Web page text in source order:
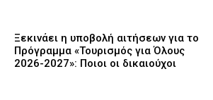
Ξεκινάει η υποβολή αιτήσεων για το
Πρόγραμμα «Τουρισμός για Όλους
2026-2027»: Ποιοι οι δικαιούχοι